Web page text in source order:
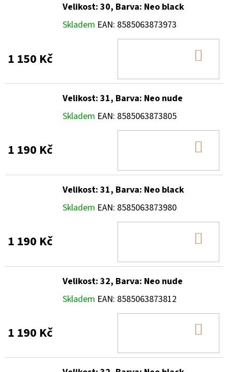
Velikost: 30, Barva: Neo black
Skladem EAN: 8585063873973
1 150 Kč
Velikost: 31, Barva: Neo nude
Skladem EAN: 8585063873805
1 190 Kč
Velikost: 31, Barva: Neo black
Skladem EAN: 8585063873980
1 190 Kč
Velikost: 32, Barva: Neo nude
Skladem EAN: 8585063873812
1 190 Kč